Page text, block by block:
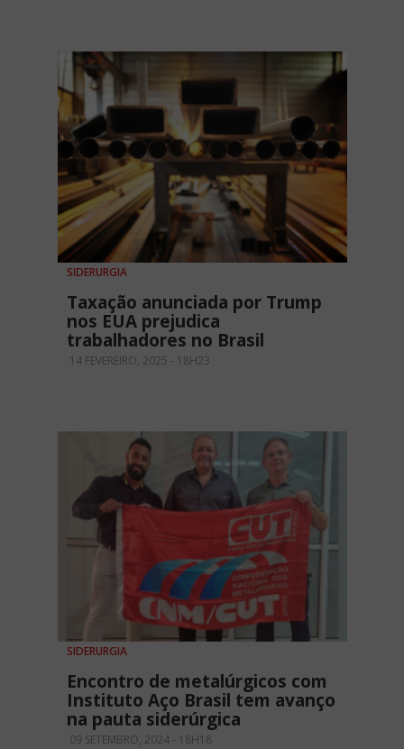
SIDERURGIA
Taxação anunciada por Trump
nos EUA prejudica
trabalhadores no Brasil
14 FEVEREIRO, 2025 - 18H23
SIDERURGIA
Encontro de metalúrgicos com
Instituto Aço Brasil tem avanço
na pauta siderúrgica
09 SETEMBRO, 2024 - 18H18